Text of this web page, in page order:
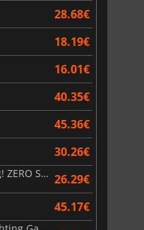
28.68€
18.19€
16.01€
40.35€
45.36€
30.26€
DRAGON BALL Sparking! ZERO Super Limit Breaking NEO 26.29€
45.17€